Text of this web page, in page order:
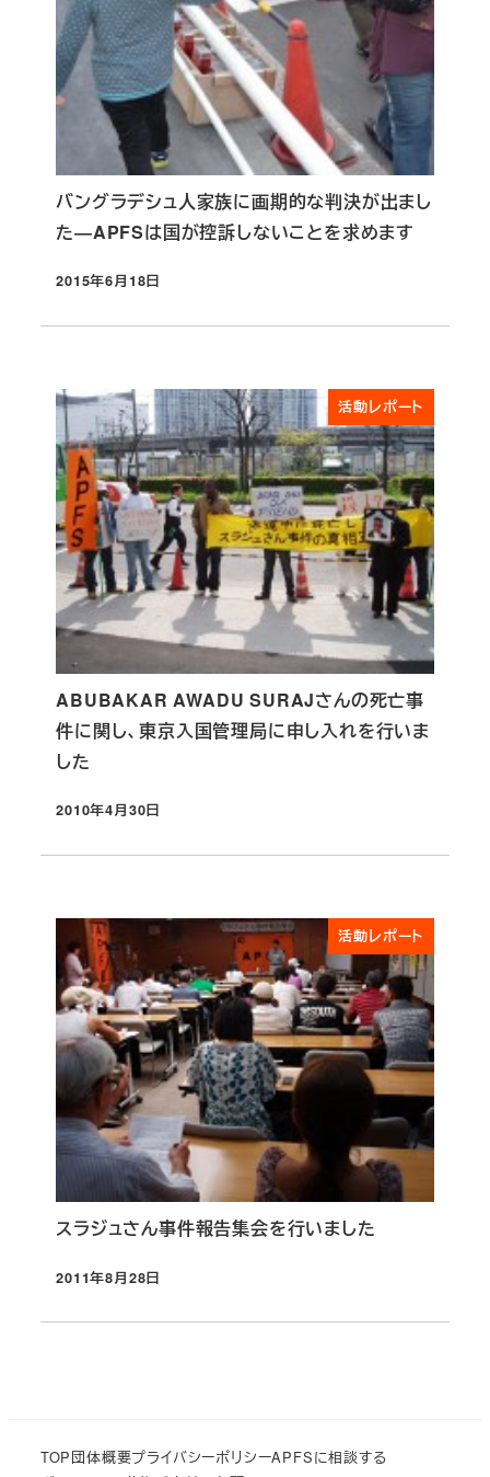
バングラデシュ人家族に画期的な判決が出まし
た―APFSは国が控訴しないことを求めます
投稿日
2015年6月18日
活動レポート
ABUBAKAR AWADU SURAJさんの死亡事
件に関し、東京入国管理局に申し入れを行いま
した
投稿日
2010年4月30日
活動レポート
スラジュさん事件報告集会を行いました
投稿日
2011年8月28日
TOP団体概要プライバシーポリシーAPFSに相談する